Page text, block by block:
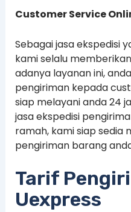
Customer Service
Sebagai jasa ekspedisi
kami selalu
adanya layanan ini,
pengiriman kepada
siap melayani anda 24
jasa ekspedisi
ramah, kami siap sedia
pengiriman barang
Tarif
Uexpress